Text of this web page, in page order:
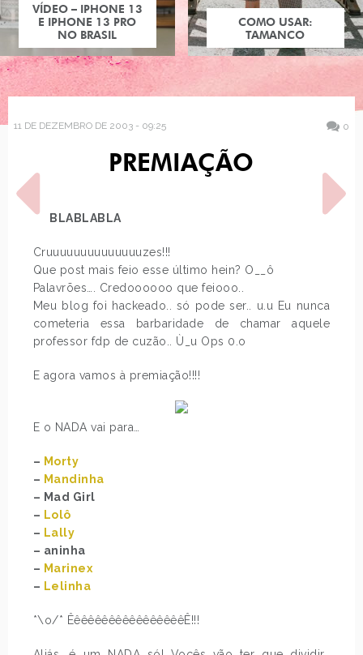
VÍDEO – IPHONE 13
E IPHONE 13 PRO
NO BRASIL
COMO USAR:
TAMANCO
11 DE DEZEMBRO DE 2003 - 09:25 0
PREMIAÇÃO
BLABLABLA
Cruuuuuuuuuuuuuuzes!!!
Que post mais feio esse último hein? O__ô
Palavrões…. Credoooooo que feiooo..
Meu blog foi hackeado.. só pode ser.. u.u Eu nunca
cometeria essa barbaridade de chamar aquele
professor fdp de cuzão.. Ù_u Ops 0.o
E agora vamos à premiação!!!!
E o NADA vai para…
– Morty
– Mandinha
– Mad Girl
– Lolô
– Lally
– aninha
– Marinex
– Lelinha
*\o/* ÊêêêêêêêêêêêêêêêêÊ!!!
POST ANTERIOR
FACULDADE VIVA! VIVA!
VIVA!
PRÓXIMO POST
NIVER DA VANESSA,
ENDOSCOPIA, BOMBOM
COM LARVA